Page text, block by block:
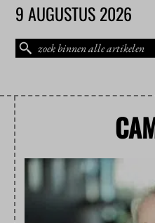
9 AUGUSTUS 2026